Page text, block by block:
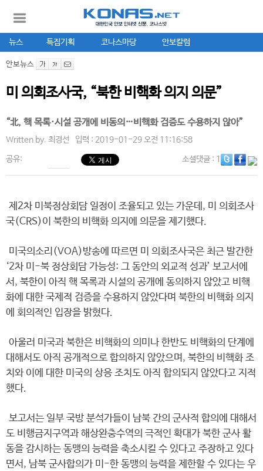
뉴스 특집기획 코나스마당 안보칼럼
안보뉴스
미 의회조사국, “북한 비핵화 의지 의문”
“北, 핵 목록·시설 공개에 비동의…비핵화 검증도 수용하지 않아”
Written by. 최경선 입력 : 2019-01-29 오전 11:16:58
공유: 소셜댓글: 1
제2차 미북정상회담 일정이 조율되고 있는 가운데, 미 의회조사
국(CRS)이 북한의 비핵화 의지에 의문을 제기했다.
미국의소리(VOA)방송에 따르면 미 의회조사국은 최근 발간한
‘2차 미-북 정상회담 가능성: 그 동안의 외교적 성과’ 보고서에
서, 북한이 아직 핵 목록과 시설의 공개에 동의하지 않았고 비핵
화에 대한 국제적 검증을 수용하지 않았다며 북한의 비핵화 의지
에 회의적인 입장을 밝혔다.
아울러 미국과 북한은 비핵화의 의미나 한반도 비핵화의 단계에
대해서도 아직 공개적으로 합의하지 않았으며, 북한의 비핵화 조
치와 이에 대한 미국의 상응 조치도 아직 합의되지 않았다고 지적
했다.
보고서는 일부 국방 분석가들이 남북 간의 군사적 합의에 대해서
도 비행금지구역과 해상완충수역의 극적인 확대가 북한 군사 활
동을 감시하는 동맹의 능력을 축소시킬 수 있다고 주장하고 있다
면서, 남북 군사합의가 미-한 동맹의 능력을 제한할 수 있다는 우